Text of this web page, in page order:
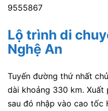
Lộ trình di
Nghệ An
Tuyến đường thứ nhất
dài khoảng 330 km. Xuất
sau đó nhập vào cao tốc